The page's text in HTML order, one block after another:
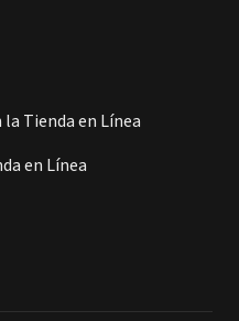
Tienda en Línea
en Línea